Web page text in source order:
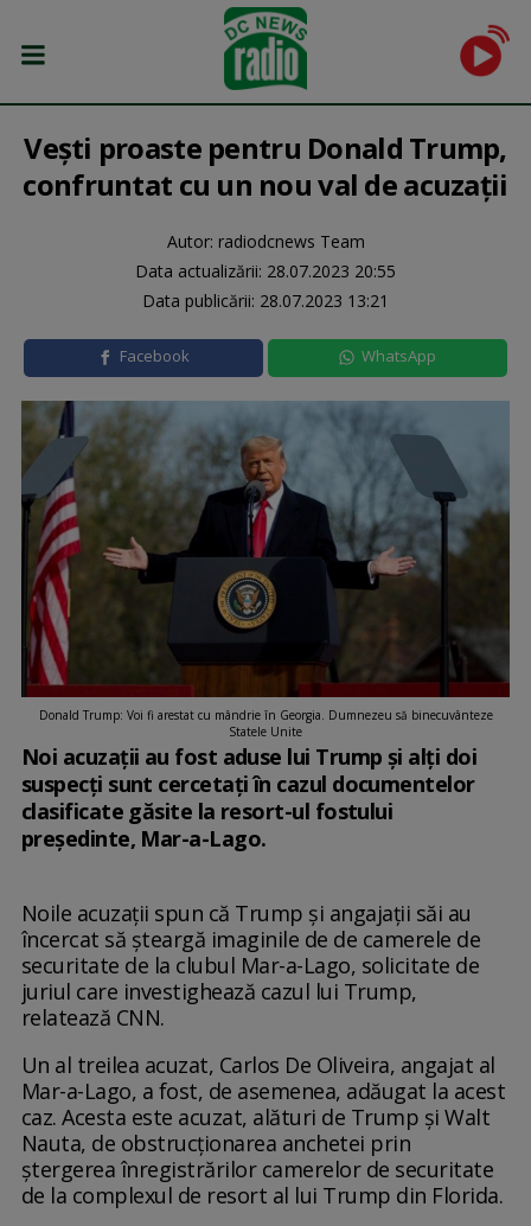
Vești proaste pentru Donald Trump,
confruntat cu un nou val de acuzații
Autor: radiodcnews Team
Data actualizării: 28.07.2023 20:55
Data publicării: 28.07.2023 13:21
Facebook WhatsApp
Donald Trump: Voi fi arestat cu mândrie în Georgia. Dumnezeu să binecuvânteze
Statele Unite
Noi acuzații au fost aduse lui Trump și alți doi
suspecți sunt cercetați în cazul documentelor
clasificate găsite la resort-ul fostului
președinte, Mar-a-Lago.
Noile acuzații spun că Trump și angajații săi au
încercat să șteargă imaginile de de camerele de
securitate de la clubul Mar-a-Lago, solicitate de
juriul care investighează cazul lui Trump,
relatează CNN.
Un al treilea acuzat, Carlos De Oliveira, angajat al
Mar-a-Lago, a fost, de asemenea, adăugat la acest
caz. Acesta este acuzat, alături de Trump și Walt
Nauta, de obstrucționarea anchetei prin
ștergerea înregistrărilor camerelor de securitate
de la complexul de resort al lui Trump din Florida.